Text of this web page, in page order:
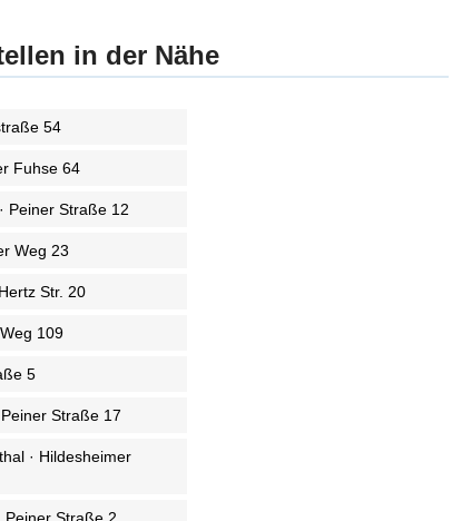
in der Nähe
54
Fuhse 64
Peiner Straße 12
Weg 23
Str. 20
109
5
Straße 17
· Hildesheimer